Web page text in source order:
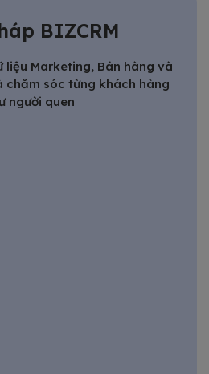
BIZCRM
liệu Marketing, Bán hàng và
chăm sóc từng khách hàng
người quen